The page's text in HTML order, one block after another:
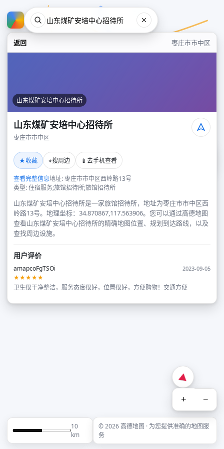
返回 枣庄市市中区
山东煤矿安培中心招待所
山东煤矿安培中心招待所
枣庄市市中区
★收藏 ⌖搜周边 📱 去手机查看
查看完整信息地址: 枣庄市市中区西岭路13号
类型: 住宿服务;旅馆招待所;旅馆招待所
山东煤矿安培中心招待所是一家旅馆招待所，地址为枣庄市市中区西
岭路13号。地理坐标：34.870867,117.563906。您可以通过高德地图
查看山东煤矿安培中心招待所的精确地图位置、规划到达路线，以及
查找周边设施。
用户评价
amapcoFgTSOi
2023-09-05
★★★★★
卫生很干净整洁，服务态度很好，位置很好，方便购物！交通方便
+ −
10
km
© 2026 高德地图 · 为您提供准确的地图服
务